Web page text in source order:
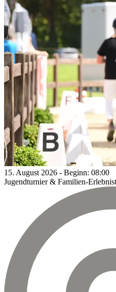
15. August 2026 - Beginn: 08:00
Jugendturnier & Familien-